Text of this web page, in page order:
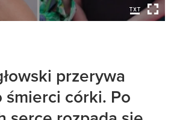
przerywa
córki. Po